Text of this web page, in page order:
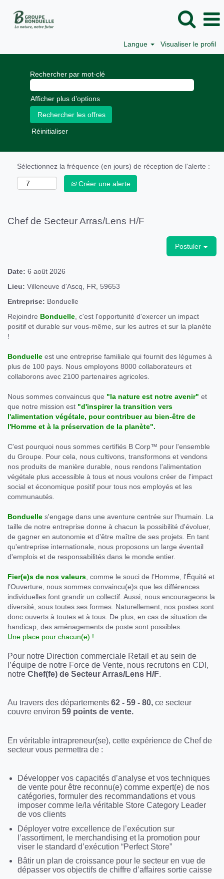
Langue Visualiser le profil
Rechercher par mot-clé
Afficher plus d’options
Réinitialiser
Sélectionnez la fréquence (en jours) de réception de l'alerte :
Créer une alerte
Chef de Secteur Arras/Lens H/F
Postuler
Date: 6 août 2026
Lieu: Villeneuve d'Ascq, FR, 59653
Entreprise: Bonduelle
Rejoindre Bonduelle , c'est l'opportunité d'exercer un impact
positif et durable sur vous-même, sur les autres et sur la planète
!
Bonduelle est une entreprise familiale qui fournit des légumes à
plus de 100 pays. Nous employons 8000 collaborateurs et
collaborons avec 2100 partenaires agricoles.
Nous sommes convaincus que "la nature est notre avenir" et
que notre mission est "d'inspirer la transition vers
l'alimentation végétale, pour contribuer au bien-être de
l'Homme et à la préservation de la planète".
C'est pourquoi nous sommes certifiés B Corp™ pour l'ensemble
du Groupe. Pour cela, nous cultivons, transformons et vendons
nos produits de manière durable, nous rendons l'alimentation
végétale plus accessible à tous et nous voulons créer de l'impact
social et économique positif pour tous nos employés et les
communautés.
Bonduelle s'engage dans une aventure centrée sur l'humain. La
taille de notre entreprise donne à chacun la possibilité d'évoluer,
de gagner en autonomie et d'être maître de ses projets. En tant
qu'entreprise internationale, nous proposons un large éventail
d'emplois et de responsabilités dans le monde entier.
Fier(e)s de nos valeurs , comme le souci de l’Homme, l'Équité et
l’Ouverture, nous sommes convaincu(e)s que les différences
individuelles font grandir un collectif. Aussi, nous encourageons la
diversité, sous toutes ses formes. Naturellement, nos postes sont
donc ouverts à toutes et à tous. De plus, en cas de situation de
handicap, des aménagements de poste sont possibles.
Une place pour chacun(e) !
Pour notre Direction commerciale Retail et au sein de
l’équipe de notre Force de Vente, nous recrutons en CDI,
notre Chef(fe) de Secteur Arras/Lens H/F.
Au travers des départements 62 - 59 - 80, ce secteur
couvre environ 59 points de vente.
En véritable intrapreneur(se), cette expérience de Chef de
secteur vous permettra de :
Développer vos capacités d’analyse et vos techniques
de vente pour être reconnu(e) comme expert(e) de nos
catégories, formuler des recommandations et vous
imposer comme le/la véritable Store Category Leader
de vos clients
Déployer votre excellence de l’exécution sur
l’assortiment, le merchandising et la promotion pour
viser le standard d’exécution “Perfect Store”
Bâtir un plan de croissance pour le secteur en vue de
dépasser vos objectifs de chiffre d’affaires sortie caisse